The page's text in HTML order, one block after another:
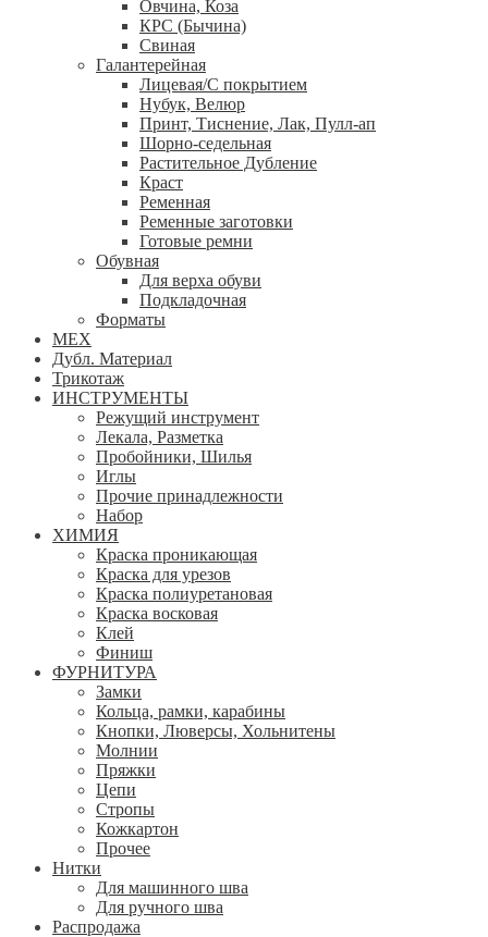
Овчина, Коза
КРС (Бычина)
Свиная
Галантерейная
Лицевая/С покрытием
Нубук, Велюр
Принт, Тиснение, Лак, Пулл-ап
Шорно-седельная
Растительное Дубление
Краст
Ременная
Ременные заготовки
Готовые ремни
Обувная
Для верха обуви
Подкладочная
Форматы
МЕХ
Дубл. Материал
Трикотаж
ИНСТРУМЕНТЫ
Режущий инструмент
Лекала, Разметка
Пробойники, Шилья
Иглы
Прочие принадлежности
Набор
ХИМИЯ
Краска проникающая
Краска для урезов
Краска полиуретановая
Краска восковая
Клей
Финиш
ФУРНИТУРА
Замки
Кольца, рамки, карабины
Кнопки, Люверсы, Хольнитены
Молнии
Пряжки
Цепи
Стропы
Кожкартон
Прочее
Нитки
Для машинного шва
Для ручного шва
Распродажа